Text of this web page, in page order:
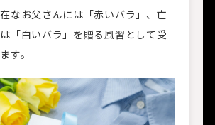
なお父さんには「赤いバラ」、亡
「白いバラ」を贈る風習として受
す。